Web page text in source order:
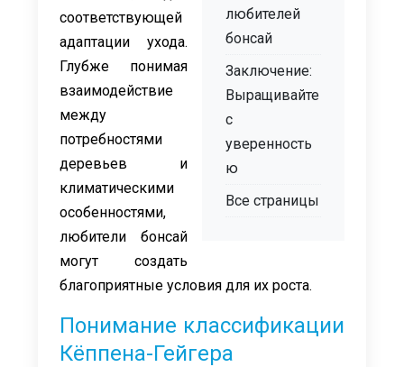
любителей
бонсай
Заключение:
Выращивайте
с
уверенность
ю
Все страницы
соответствующей
адаптации ухода.
Глубже понимая
взаимодействие
между
потребностями
деревьев и
климатическими
особенностями,
любители бонсай
могут создать
благоприятные условия для их роста.
Понимание классификации
Кёппена-Гейгера